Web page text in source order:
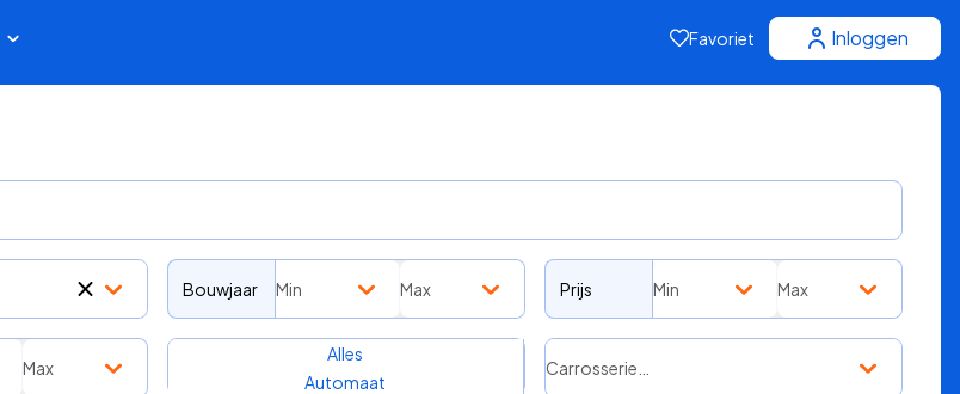
Favoriet Inloggen
Bouwjaar Min Max Prijs Min Max
Max
Transmissie
Alles
Automaat
Carrosserie…